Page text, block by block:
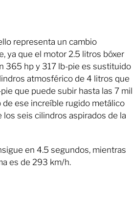
representa un cambio
ya que el motor 2.5 litros bóxer
365 hp y 317 lb-pie es sustituido
atmosférico de 4 litros que
que puede subir hasta las 7 mil
ese increíble rugido metálico
seis cilindros aspirados de la
en 4.5 segundos, mientras
es de 293 km/h.